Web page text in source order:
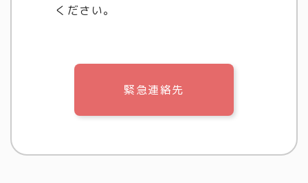
ください。
緊急連絡先